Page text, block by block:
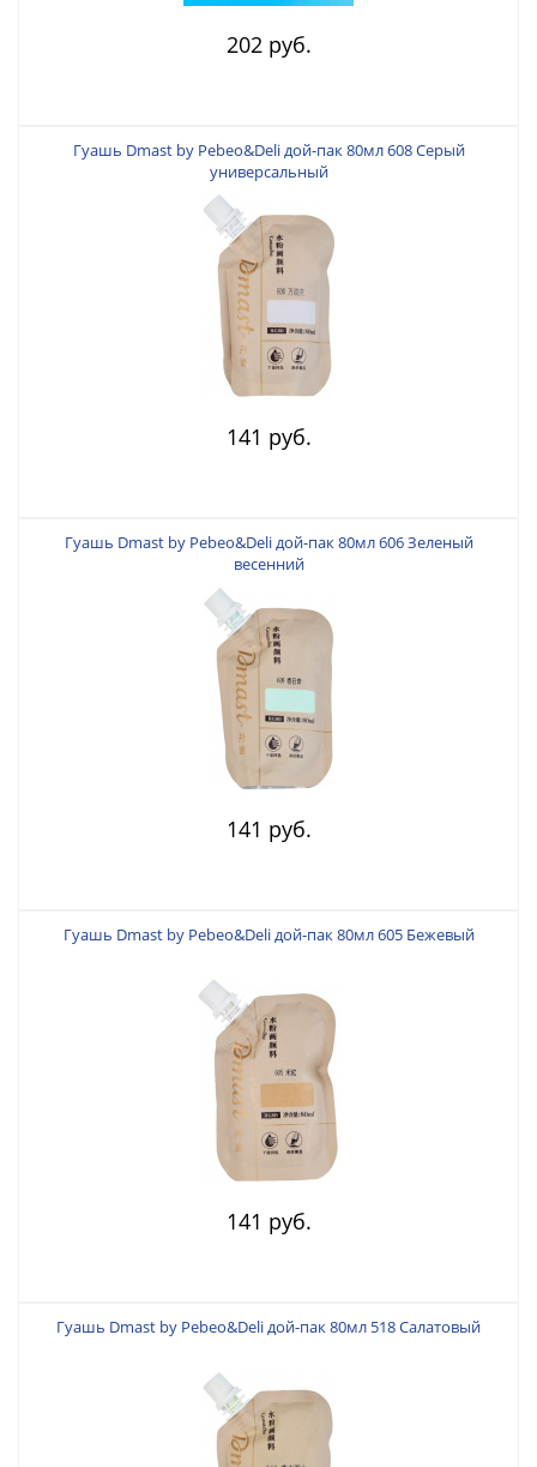
202 руб.
Гуашь Dmast by Pebeo&Deli дой-пак 80мл 608 Серый
универсальный
141 руб.
Гуашь Dmast by Pebeo&Deli дой-пак 80мл 606 Зеленый
весенний
141 руб.
Гуашь Dmast by Pebeo&Deli дой-пак 80мл 605 Бежевый
141 руб.
Гуашь Dmast by Pebeo&Deli дой-пак 80мл 518 Салатовый